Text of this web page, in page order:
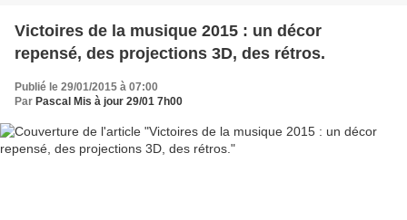
Victoires de la musique 2015 : un décor
repensé, des projections 3D, des rétros.
Publié le 29/01/2015 à 07:00
Par Pascal Mis à jour 29/01 7h00